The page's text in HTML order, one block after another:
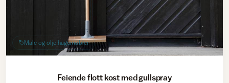
Male og olje hagemøbler
Feiende flott kost med gullspray